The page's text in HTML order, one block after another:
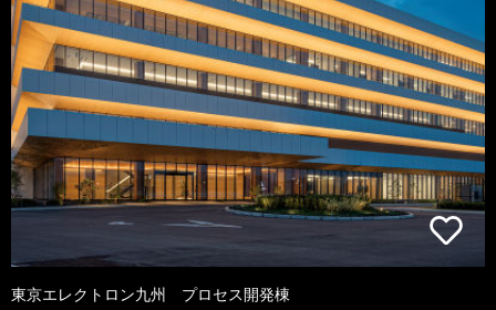
東京エレクトロン九州 プロセス開発棟